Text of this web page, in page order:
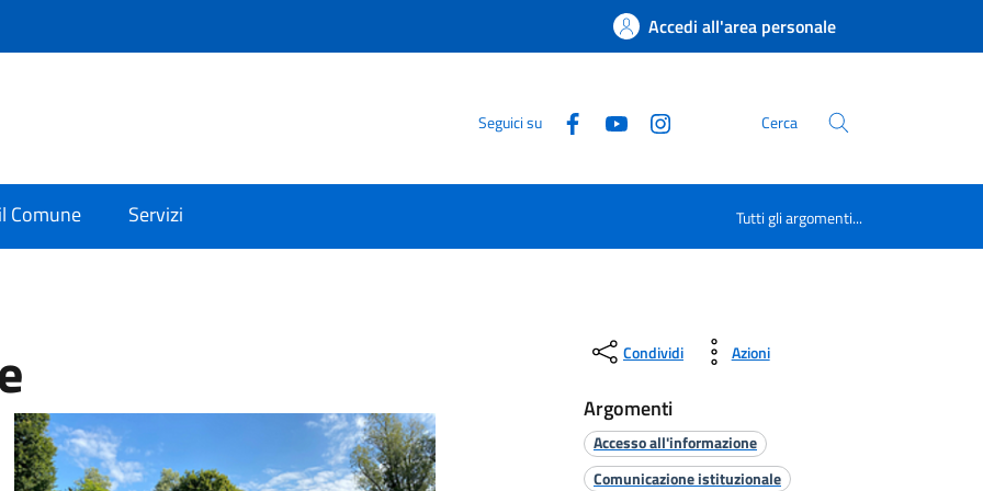
Accedi all'area personale
Seguici su Cerca
Comune Servizi Tutti gli argomenti...
Condividi Azioni
Argomenti
Accesso all'informazione
Comunicazione istituzionale